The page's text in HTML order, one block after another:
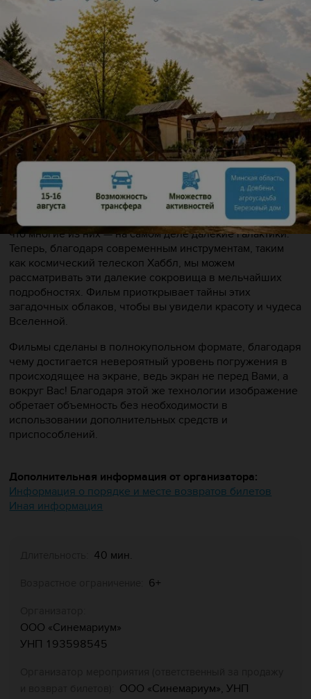
Фильм расскажет о понятии темной материи, о
признаках, по которым ученые узнали о ее
существовании, и о том, почему радиоастрономия
наиболее эффективна при исследовании темной
материи. Модель структуры темной материи, показанная
в фильме, — это космологический взгляд на мир
невероятного масштаба, в котором целые галактики
являются лишь яркими точками, разбросанными по
рукавам сгустков темной материи…
«Сокровища Вселенной»
С древних времен люди наблюдали за далекими, едва
заметными облаками на ночном небе. Появление
телескопа помогло открыть много туманностей и дать им
названия в XVII и XVIII веках. Позднее было доказано,
что многие из них — на самом деле далекие галактики.
Теперь, благодаря современным инструментам, таким
как космический телескоп Хаббл, мы можем
рассматривать эти далекие сокровища в мельчайших
подробностях. Фильм приоткрывает тайны этих
загадочных облаков, чтобы вы увидели красоту и чудеса
Вселенной.
Фильмы сделаны в полнокупольном формате, благодаря
чему достигается невероятный уровень погружения в
происходящее на экране, ведь экран не перед Вами, а
вокруг Вас! Благодаря этой же технологии изображение
обретает объемность без необходимости в
использовании дополнительных средств и
приспособлений.
Дополнительная информация от организатора:
Информация о порядке и месте возвратов билетов
Иная информация
40 мин.
6+
ООО «Синемариум»
УНП 193598545
ООО «Синемариум», УНП